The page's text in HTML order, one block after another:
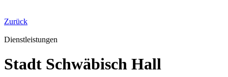
Zurück
Dienstleistungen
Stadt Schwäbisch Hall